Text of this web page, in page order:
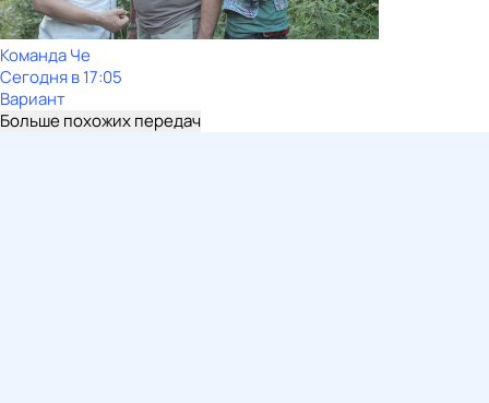
Команда Че
Сегодня в 17:05
Вариант
Больше похожих передач